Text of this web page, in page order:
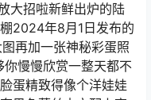
大招啦新鲜出炉的陆
2024年8月1日发布的
再加一张神秘彩蛋照
慢慢欣赏一整天都不
蛋精致得像个洋娃娃